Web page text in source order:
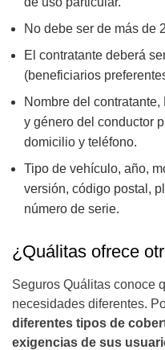
No debe ser de más de
El contratante deberá
(beneficiarios
Nombre del
y género del conductor
domicilio y teléfono.
Tipo de vehículo, año,
versión, código postal,
número de serie.
¿Quálitas ofrece
Seguros Quálitas conoce
necesidades diferentes.
diferentes tipos de
exigencias de sus